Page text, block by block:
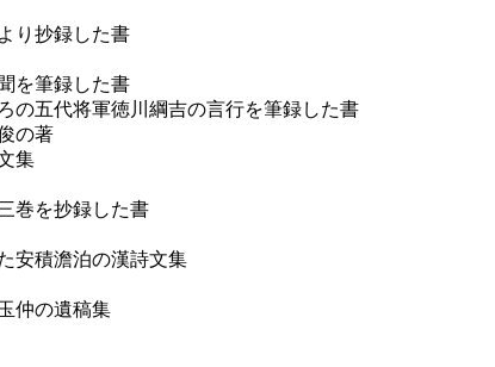
り抄録した書
を筆録した書
の五代将軍徳川綱吉の言行を筆録した書
の著
集
巻を抄録した書
安積澹泊の漢詩文集
仲の遺稿集